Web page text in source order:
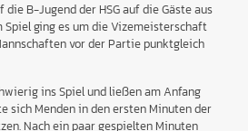
B-Jugend der HSG auf die Gäste aus
Spiel ging es um die Vizemeisterschaft
vor der Partie punktgleich
ins Spiel und ließen am Anfang
sich Menden in den ersten Minuten der
Nach ein paar gespielten Minuten